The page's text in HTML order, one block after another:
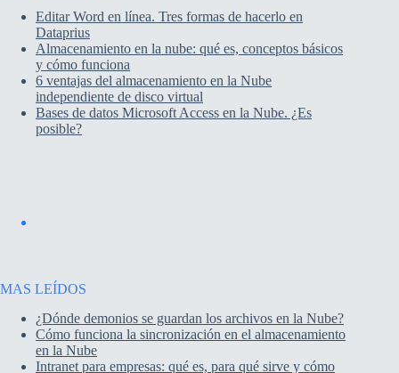
Editar Word en línea. Tres formas de hacerlo en
Dataprius
Almacenamiento en la nube: qué es, conceptos básicos
y cómo funciona
6 ventajas del almacenamiento en la Nube
independiente de disco virtual
Bases de datos Microsoft Access en la Nube. ¿Es
posible?
MAS LEÍDOS
¿Dónde demonios se guardan los archivos en la Nube?
Cómo funciona la sincronización en el almacenamiento
en la Nube
Intranet para empresas: qué es, para qué sirve y cómo